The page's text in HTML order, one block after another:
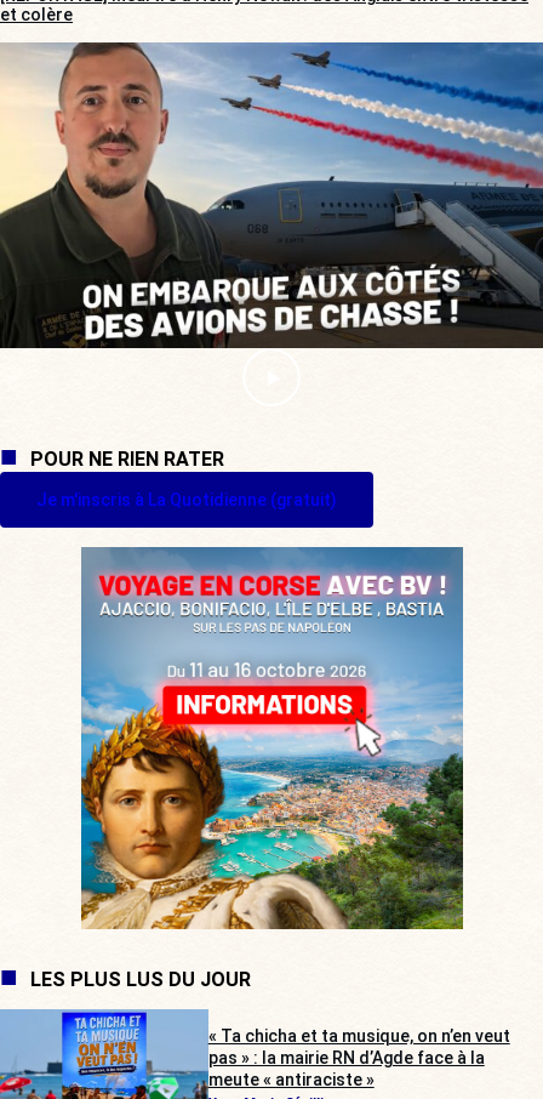
et colère
POUR NE RIEN RATER
Je m'inscris à La Quotidienne (gratuit)
LES PLUS LUS DU JOUR
« Ta chicha et ta musique, on n’en veut
pas » : la mairie RN d’Agde face à la
meute « antiraciste »